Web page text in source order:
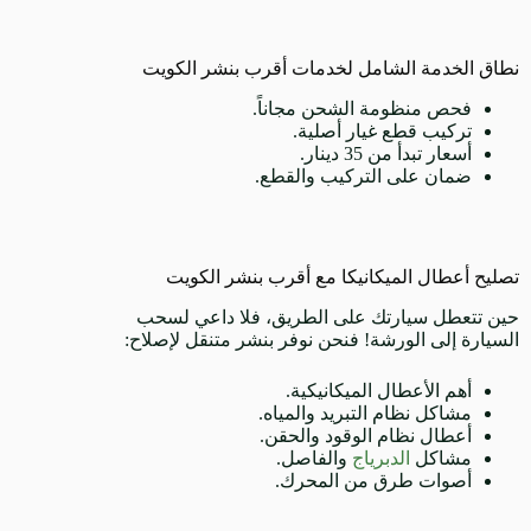
نطاق الخدمة الشامل لخدمات أقرب بنشر الكويت
فحص منظومة الشحن مجاناً.
تركيب قطع غيار أصلية.
أسعار تبدأ من 35 دينار.
ضمان على التركيب والقطع.
تصليح أعطال الميكانيكا مع أقرب بنشر الكويت
حين تتعطل سيارتك على الطريق، فلا داعي لسحب
السيارة إلى الورشة! فنحن نوفر بنشر متنقل لإصلاح:
أهم الأعطال الميكانيكية.
مشاكل نظام التبريد والمياه.
أعطال نظام الوقود والحقن.
مشاكل الدبرياج والفاصل.
أصوات طرق من المحرك.